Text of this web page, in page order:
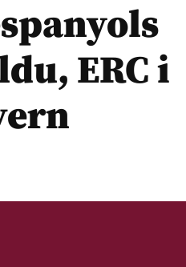
ERC i